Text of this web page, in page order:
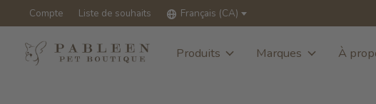
Compte Liste de souhaits Français (CA)
Produits Marques À